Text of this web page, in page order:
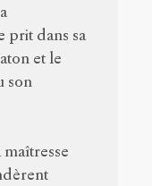
prit dans sa
et le
son